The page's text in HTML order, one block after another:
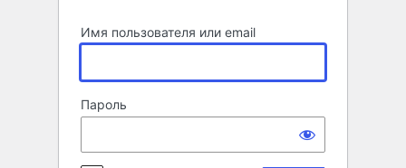
Имя пользователя или email
Пароль